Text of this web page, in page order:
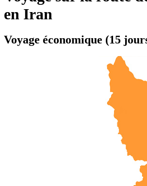
en Iran
Voyage économique (15